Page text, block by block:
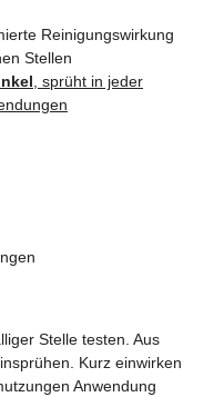
Reinigungswirkung
Stellen
, sprüht in jeder
Stelle testen. Aus
Kurz einwirken
Anwendung